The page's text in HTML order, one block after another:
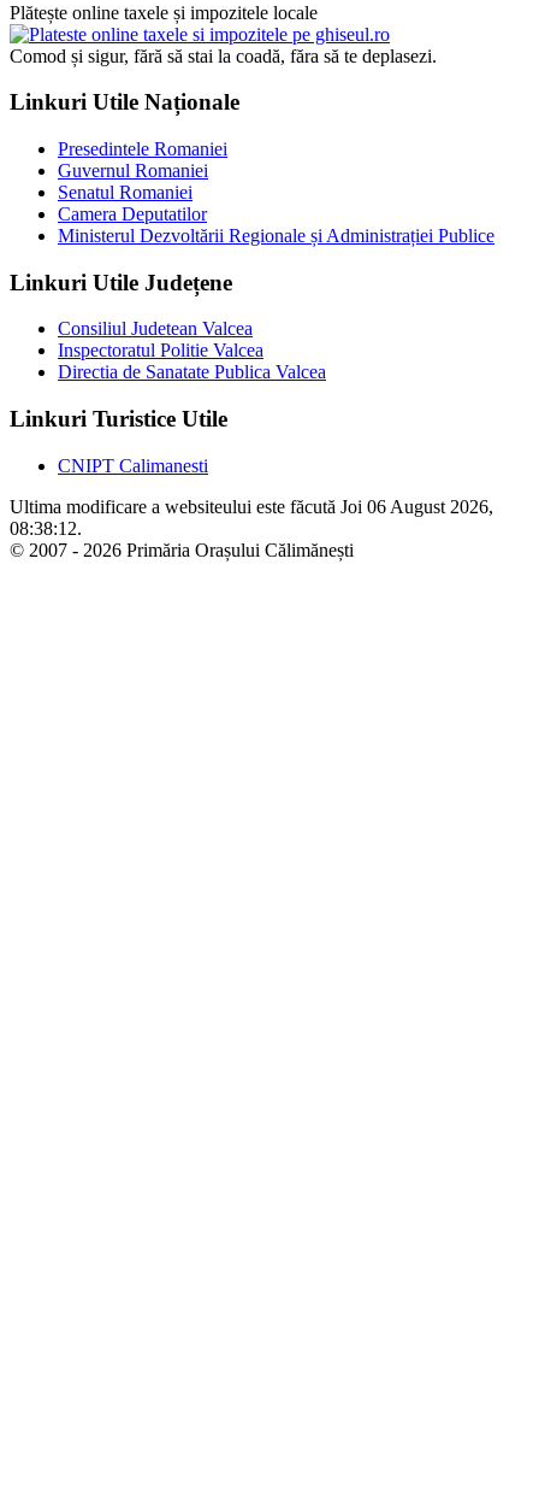
Plătește online taxele și impozitele locale
Comod și sigur, fără să stai la coadă, făra să te deplasezi.
Linkuri Utile Naționale
Presedintele Romaniei
Guvernul Romaniei
Senatul Romaniei
Camera Deputatilor
Ministerul Dezvoltării Regionale și Administrației Publice
Linkuri Utile Județene
Consiliul Judetean Valcea
Inspectoratul Politie Valcea
Directia de Sanatate Publica Valcea
Linkuri Turistice Utile
CNIPT Calimanesti
Ultima modificare a websiteului este făcută Joi 06 August 2026,
08:38:12.
© 2007 - 2026 Primăria Orașului Călimănești